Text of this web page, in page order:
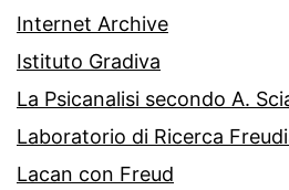
Internet Archive
Istituto Gradiva
La Psicanalisi secondo A.
Laboratorio di Ricerca
Lacan con Freud